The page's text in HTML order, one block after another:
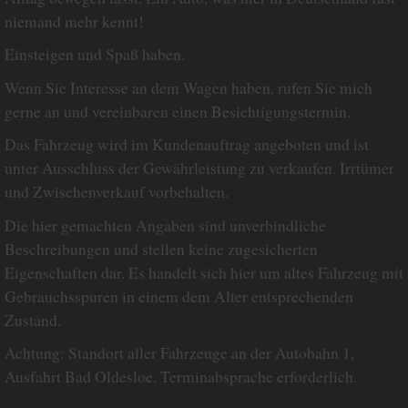
niemand mehr kennt!
Einsteigen und Spaß haben.
Wenn Sie Interesse an dem Wagen haben, rufen Sie mich
gerne an und vereinbaren einen Besichtigungstermin.
Das Fahrzeug wird im Kundenauftrag angeboten und ist
unter Ausschluss der Gewährleistung zu verkaufen. Irrtümer
und Zwischenverkauf vorbehalten.
Die hier gemachten Angaben sind unverbindliche
Beschreibungen und stellen keine zugesicherten
Eigenschaften dar. Es handelt sich hier um altes Fahrzeug mit
Gebrauchsspuren in einem dem Alter entsprechenden
Zustand.
Achtung: Standort aller Fahrzeuge an der Autobahn 1,
Ausfahrt Bad Oldesloe. Terminabsprache erforderlich.